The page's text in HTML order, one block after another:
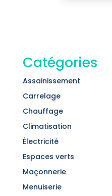
Catégories
Assainissement
Carrelage
Chauffage
Climatisation
Électricité
Espaces verts
Maçonnerie
Menuiserie